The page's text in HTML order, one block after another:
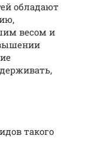
обладают
весом и
такого